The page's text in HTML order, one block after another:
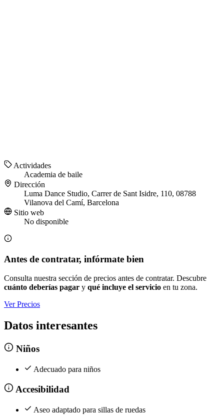
Actividades
Academia de baile
Dirección
Luma Dance Studio, Carrer de Sant Isidre, 110, 08788
Vilanova del Camí, Barcelona
Sitio web
No disponible
Antes de contratar, infórmate bien
Consulta nuestra sección de precios antes de contratar. Descubre
cuánto deberías pagar y qué incluye el servicio en tu zona.
Ver Precios
Datos interesantes
Niños
Adecuado para niños
Accesibilidad
Aseo adaptado para sillas de ruedas